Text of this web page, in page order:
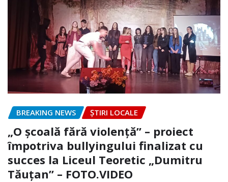
BREAKING NEWS ȘTIRI LOCALE
„O școală fără violență” – proiect
împotriva bullyingului finalizat cu
succes la Liceul Teoretic „Dumitru
Tăuțan” – FOTO.VIDEO